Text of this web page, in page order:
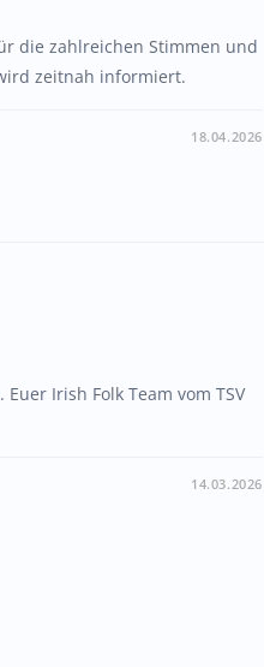
die zahlreichen Stimmen und
zeitnah informiert.
18.04.2026
Irish Folk Team vom TSV
14.03.2026